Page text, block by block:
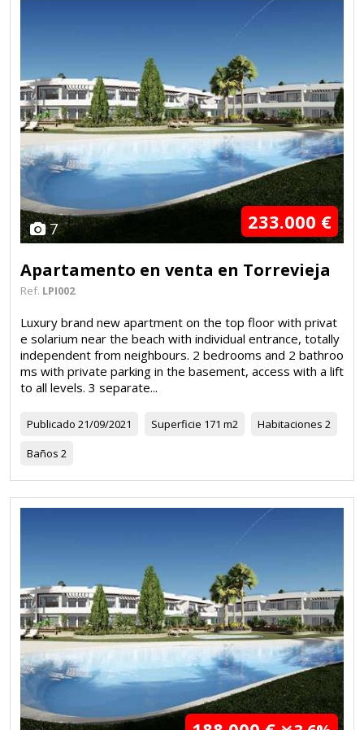
7 233.000 €
Apartamento en venta en Torrevieja
Ref. LPI002
Luxury brand new apartment on the top floor with privat
e solarium near the beach with individual entrance, totally
independent from neighbours. 2 bedrooms and 2 bathroo
ms with private parking in the basement, access with a lift
to all levels. 3 separate...
Publicado 21/09/2021 Superficie 171 m2 Habitaciones 2
Baños 2